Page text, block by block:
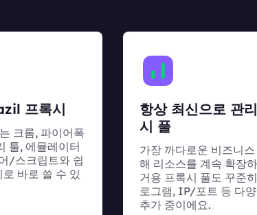
프록시
크롬, 파이어폭
툴, 에뮬레이터
/스크립트와 쉽
바로 쓸 수 있
항상 최신으로 관
시 풀
가장 까다로운 비즈니
해 리소스를 계속 확장
거용 프록시 풀도 꾸준
로그램, IP/포트 등 다
추가 중이에요.